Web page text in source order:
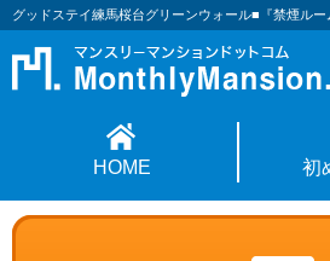
グッドステイ練馬桜台グリーンウォール■『禁煙ル
HOME 初